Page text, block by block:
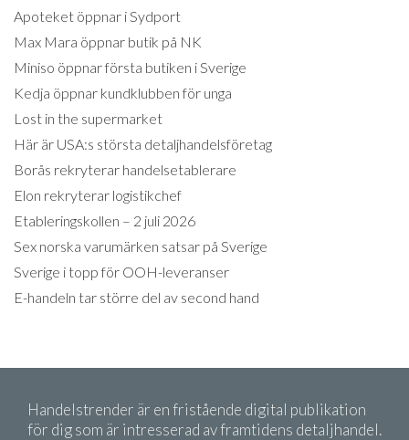
Apoteket öppnar i Sydport
Max Mara öppnar butik på NK
Miniso öppnar första butiken i Sverige
Kedja öppnar kundklubben för unga
Lost in the supermarket
Här är USA:s största detaljhandelsföretag
Borås rekryterar handelsetablerare
Elon rekryterar logistikchef
Etableringskollen – 2 juli 2026
Sex norska varumärken satsar på Sverige
Sverige i topp för OOH-leveranser
E-handeln tar större del av second hand
Handelstrender är en fristående digital publikation
för dig som är intresserad av framtidens detaljhandel.